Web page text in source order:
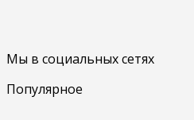
Мы в социальных сетях
Популярное